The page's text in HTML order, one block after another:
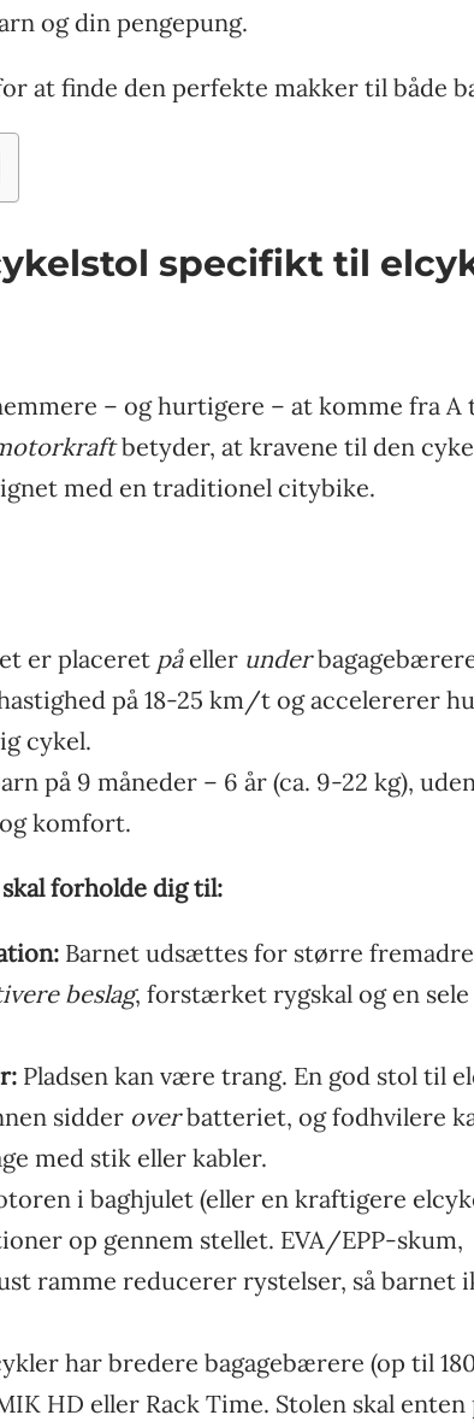
og din pengepung.
at finde den perfekte makker til både
specifikt til
– og hurtigere – at komme fra A
betyder, at kravene til den
med en traditionel citybike.
er placeret påeller under
på 18-25 km/t og accelererer
cykel.
på 9 måneder – 6 år (ca. 9-22 kg),
komfort.
forholde dig til:
Barnet udsættes for større
beslag, forstærket rygskal og en
Pladsen kan være trang. En god stol til
sidder overbatteriet, og fodhvilere
med stik eller kabler.
i baghjulet (eller en kraftigere
op gennem stellet. EVA/EPP-skum,
ramme reducerer rystelser, så barnet
har bredere bagagebærere (op til
HD eller Rack Time. Stolen skal enten